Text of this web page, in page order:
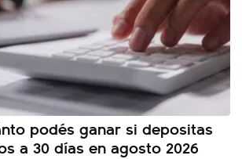
podés ganar si depositas
a 30 días en agosto 2026